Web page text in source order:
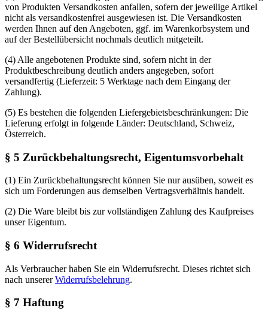
von Produkten Versandkosten anfallen, sofern der jeweilige Artikel
nicht als versandkostenfrei ausgewiesen ist. Die Versandkosten
werden Ihnen auf den Angeboten, ggf. im Warenkorbsystem und
auf der Bestellübersicht nochmals deutlich mitgeteilt.
(4) Alle angebotenen Produkte sind, sofern nicht in der
Produktbeschreibung deutlich anders angegeben, sofort
versandfertig (Lieferzeit: 5 Werktage nach dem Eingang der
Zahlung).
(5) Es bestehen die folgenden Liefergebietsbeschränkungen: Die
Lieferung erfolgt in folgende Länder: Deutschland, Schweiz,
Österreich.
§ 5 Zurückbehaltungsrecht, Eigentumsvorbehalt
(1) Ein Zurückbehaltungsrecht können Sie nur ausüben, soweit es
sich um Forderungen aus demselben Vertragsverhältnis handelt.
(2) Die Ware bleibt bis zur vollständigen Zahlung des Kaufpreises
unser Eigentum.
§ 6 Widerrufsrecht
Als Verbraucher haben Sie ein Widerrufsrecht. Dieses richtet sich
nach unsererWiderrufsbelehrung.
§ 7 Haftung